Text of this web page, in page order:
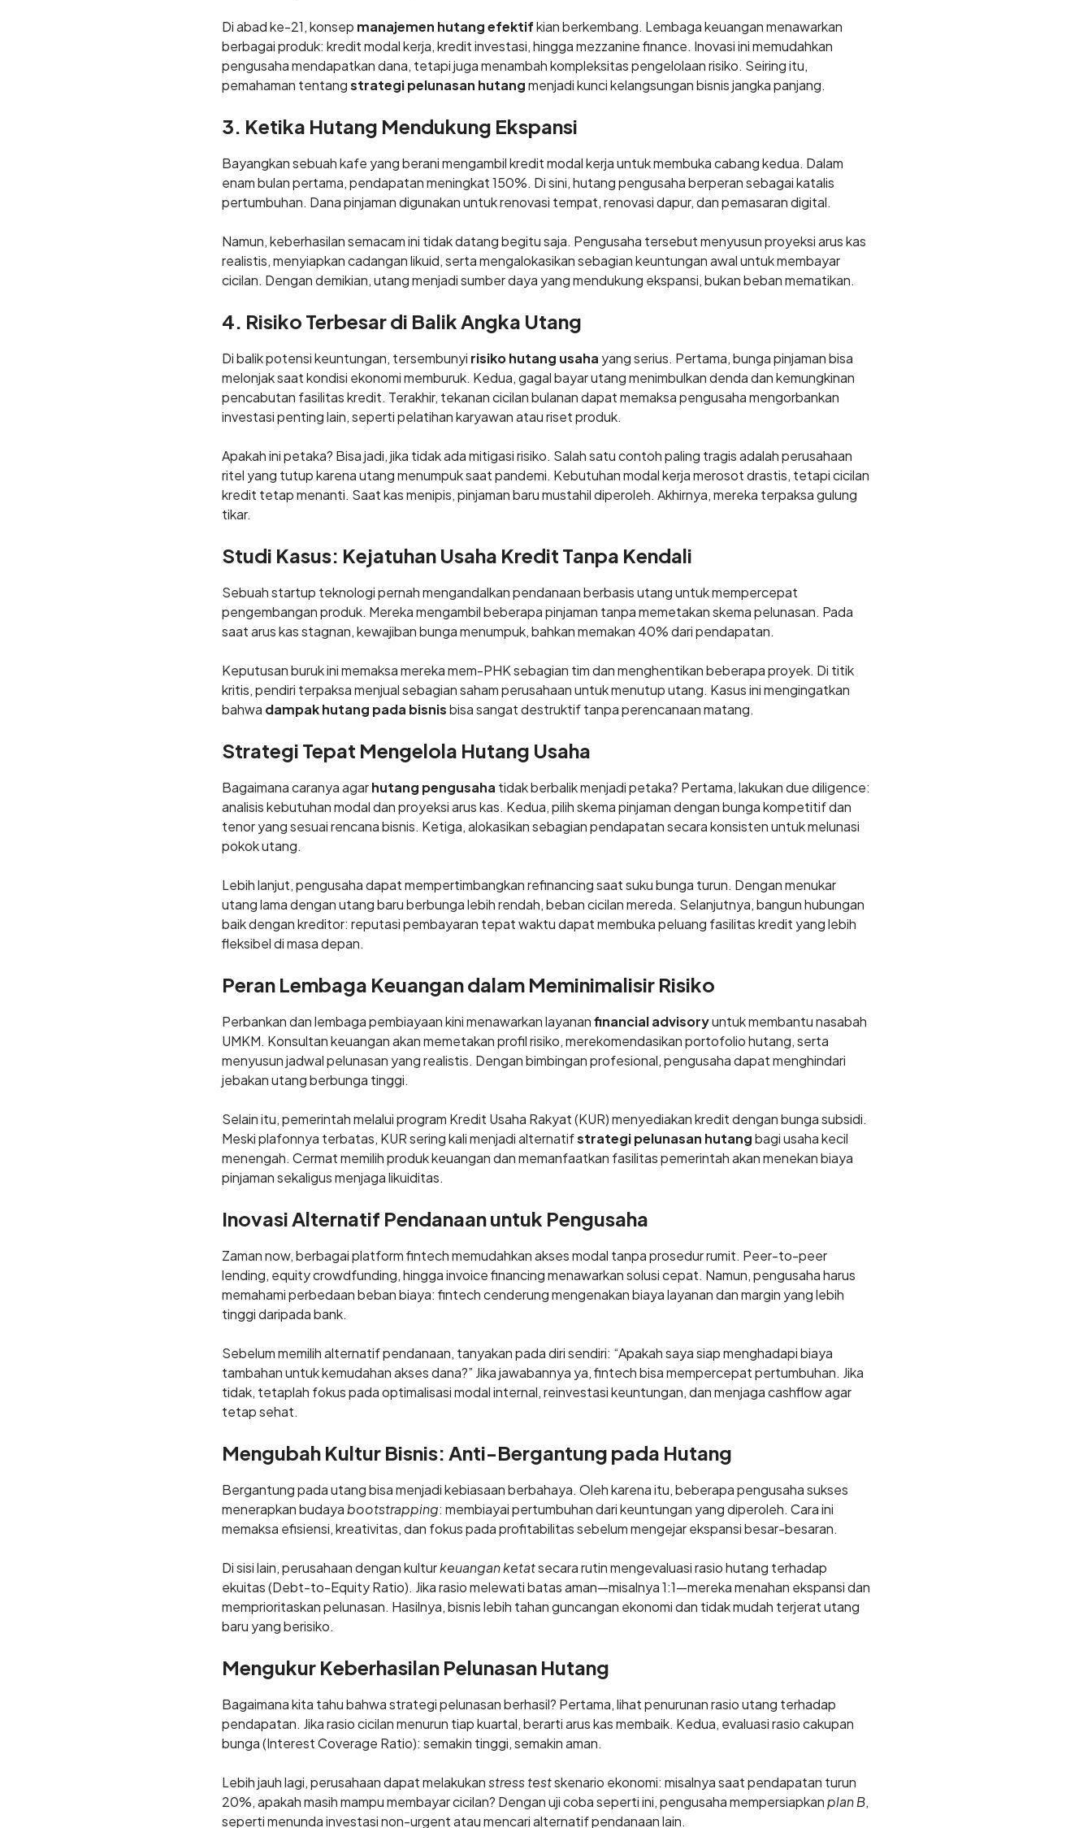
Di abad ke-21, konsep manajemen hutang efektifkian berkembang. Lembaga keuangan menawarkan
berbagai produk: kredit modal kerja, kredit investasi, hingga mezzanine finance. Inovasi ini memudahkan
pengusaha mendapatkan dana, tetapi juga menambah kompleksitas pengelolaan risiko. Seiring itu,
pemahaman tentangstrategi pelunasan hutangmenjadi kunci kelangsungan bisnis jangka panjang.
3. Ketika Hutang Mendukung Ekspansi
Bayangkan sebuah kafe yang berani mengambil kredit modal kerja untuk membuka cabang kedua. Dalam
enam bulan pertama, pendapatan meningkat 150%. Di sini, hutang pengusaha berperan sebagai katalis
pertumbuhan. Dana pinjaman digunakan untuk renovasi tempat, renovasi dapur, dan pemasaran digital.
Namun, keberhasilan semacam ini tidak datang begitu saja. Pengusaha tersebut menyusun proyeksi arus kas
realistis, menyiapkan cadangan likuid, serta mengalokasikan sebagian keuntungan awal untuk membayar
cicilan. Dengan demikian, utang menjadi sumber daya yang mendukung ekspansi, bukan beban mematikan.
4. Risiko Terbesar di Balik Angka Utang
Di balik potensi keuntungan, tersembunyi risiko hutang usaha yang serius. Pertama, bunga pinjaman bisa
melonjak saat kondisi ekonomi memburuk. Kedua, gagal bayar utang menimbulkan denda dan kemungkinan
pencabutan fasilitas kredit. Terakhir, tekanan cicilan bulanan dapat memaksa pengusaha mengorbankan
investasi penting lain, seperti pelatihan karyawan atau riset produk.
Apakah ini petaka? Bisa jadi, jika tidak ada mitigasi risiko. Salah satu contoh paling tragis adalah perusahaan
ritel yang tutup karena utang menumpuk saat pandemi. Kebutuhan modal kerja merosot drastis, tetapi cicilan
kredit tetap menanti. Saat kas menipis, pinjaman baru mustahil diperoleh. Akhirnya, mereka terpaksa gulung
tikar.
Studi Kasus: Kejatuhan Usaha Kredit Tanpa Kendali
Sebuah startup teknologi pernah mengandalkan pendanaan berbasis utang untuk mempercepat
pengembangan produk. Mereka mengambil beberapa pinjaman tanpa memetakan skema pelunasan. Pada
saat arus kas stagnan, kewajiban bunga menumpuk, bahkan memakan 40% dari pendapatan.
Keputusan buruk ini memaksa mereka mem-PHK sebagian tim dan menghentikan beberapa proyek. Di titik
kritis, pendiri terpaksa menjual sebagian saham perusahaan untuk menutup utang. Kasus ini mengingatkan
bahwa dampak hutang pada bisnisbisa sangat destruktif tanpa perencanaan matang.
Strategi Tepat Mengelola Hutang Usaha
Bagaimana caranya agarhutang pengusaha tidak berbalik menjadi petaka? Pertama, lakukan due diligence:
analisis kebutuhan modal dan proyeksi arus kas. Kedua, pilih skema pinjaman dengan bunga kompetitif dan
tenor yang sesuai rencana bisnis. Ketiga, alokasikan sebagian pendapatan secara konsisten untuk melunasi
pokok utang.
Lebih lanjut, pengusaha dapat mempertimbangkan refinancing saat suku bunga turun. Dengan menukar
utang lama dengan utang baru berbunga lebih rendah, beban cicilan mereda. Selanjutnya, bangun hubungan
baik dengan kreditor: reputasi pembayaran tepat waktu dapat membuka peluang fasilitas kredit yang lebih
fleksibel di masa depan.
Peran Lembaga Keuangan dalam Meminimalisir Risiko
Perbankan dan lembaga pembiayaan kini menawarkan layananfinancial advisoryuntuk membantu nasabah
UMKM. Konsultan keuangan akan memetakan profil risiko, merekomendasikan portofolio hutang, serta
menyusun jadwal pelunasan yang realistis. Dengan bimbingan profesional, pengusaha dapat menghindari
jebakan utang berbunga tinggi.
Selain itu, pemerintah melalui program Kredit Usaha Rakyat (KUR) menyediakan kredit dengan bunga subsidi.
Meski plafonnya terbatas, KUR sering kali menjadi alternatifstrategi pelunasan hutangbagi usaha kecil
menengah. Cermat memilih produk keuangan dan memanfaatkan fasilitas pemerintah akan menekan biaya
pinjaman sekaligus menjaga likuiditas.
Inovasi Alternatif Pendanaan untuk Pengusaha
Zaman now, berbagai platform fintech memudahkan akses modal tanpa prosedur rumit. Peer-to-peer
lending, equity crowdfunding, hingga invoice financing menawarkan solusi cepat. Namun, pengusaha harus
memahami perbedaan beban biaya: fintech cenderung mengenakan biaya layanan dan margin yang lebih
tinggi daripada bank.
Sebelum memilih alternatif pendanaan, tanyakan pada diri sendiri: “Apakah saya siap menghadapi biaya
tambahan untuk kemudahan akses dana?” Jika jawabannya ya, fintech bisa mempercepat pertumbuhan. Jika
tidak, tetaplah fokus pada optimalisasi modal internal, reinvestasi keuntungan, dan menjaga cashflow agar
tetap sehat.
Mengubah Kultur Bisnis: Anti-Bergantung pada Hutang
Bergantung pada utang bisa menjadi kebiasaan berbahaya. Oleh karena itu, beberapa pengusaha sukses
menerapkan budayabootstrapping: membiayai pertumbuhan dari keuntungan yang diperoleh. Cara ini
memaksa efisiensi, kreativitas, dan fokus pada profitabilitas sebelum mengejar ekspansi besar-besaran.
Di sisi lain, perusahaan dengan kulturkeuangan ketatsecara rutin mengevaluasi rasio hutang terhadap
ekuitas (Debt-to-Equity Ratio). Jika rasio melewati batas aman—misalnya 1:1—mereka menahan ekspansi dan
memprioritaskan pelunasan. Hasilnya, bisnis lebih tahan guncangan ekonomi dan tidak mudah terjerat utang
baru yang berisiko.
Mengukur Keberhasilan Pelunasan Hutang
Bagaimana kita tahu bahwa strategi pelunasan berhasil? Pertama, lihat penurunan rasio utang terhadap
pendapatan. Jika rasio cicilan menurun tiap kuartal, berarti arus kas membaik. Kedua, evaluasi rasio cakupan
bunga (Interest Coverage Ratio): semakin tinggi, semakin aman.
Lebih jauh lagi, perusahaan dapat melakukanstress testskenario ekonomi: misalnya saat pendapatan turun
20%, apakah masih mampu membayar cicilan? Dengan uji coba seperti ini, pengusaha mempersiapkanplan B,
seperti menunda investasi non-urgent atau mencari alternatif pendanaan lain.